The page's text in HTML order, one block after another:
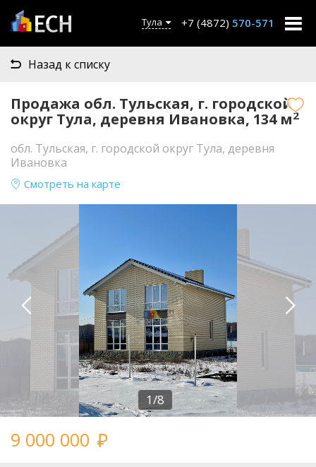
Тула +7 (4872) 570-571
Назад к списку
Продажа обл. Тульская, г. городской
округ Тула, деревня Ивановка, 134 м2
обл. Тульская, г. городской округ Тула, деревня
Ивановка
Смотреть на карте
1/8
9 000 000